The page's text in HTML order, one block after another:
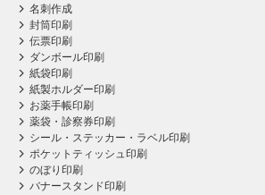
名刺作成
封筒印刷
伝票印刷
ダンボール印刷
紙袋印刷
紙製ホルダー印刷
お薬手帳印刷
薬袋・診察券印刷
シール・ステッカー・ラベル印刷
ポケットティッシュ印刷
のぼり印刷
バナースタンド印刷